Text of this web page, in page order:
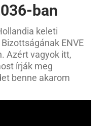
ban
keleti
ENVE
Azért vagyok itt,
írják meg
benne akarom